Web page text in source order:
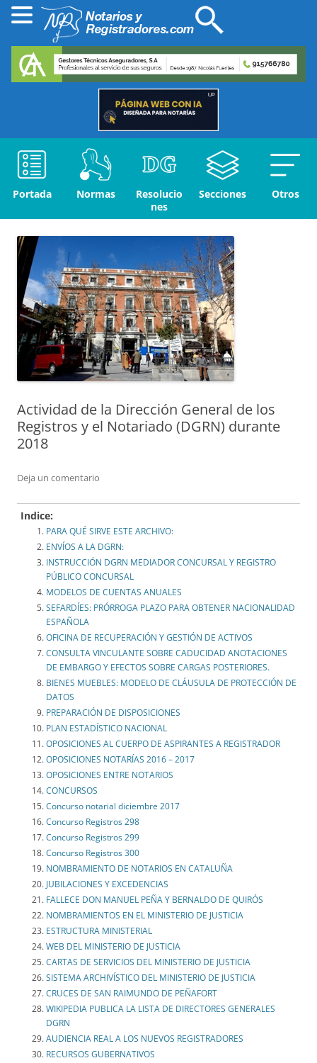
Portada Normas
Resolucio
nes
Secciones Otros
Actividad de la Dirección General de los
Registros y el Notariado (DGRN) durante
2018
Deja un comentario
Indice:
PARA QUÉ SIRVE ESTE ARCHIVO:
ENVÍOS A LA DGRN:
INSTRUCCIÓN DGRN MEDIADOR CONCURSAL Y REGISTRO
PÚBLICO CONCURSAL
MODELOS DE CUENTAS ANUALES
SEFARDÍES: PRÓRROGA PLAZO PARA OBTENER NACIONALIDAD
ESPAÑOLA
OFICINA DE RECUPERACIÓN Y GESTIÓN DE ACTIVOS
CONSULTA VINCULANTE SOBRE CADUCIDAD ANOTACIONES
DE EMBARGO Y EFECTOS SOBRE CARGAS POSTERIORES.
BIENES MUEBLES: MODELO DE CLÁUSULA DE PROTECCIÓN DE
DATOS
PREPARACIÓN DE DISPOSICIONES
PLAN ESTADÍSTICO NACIONAL
OPOSICIONES AL CUERPO DE ASPIRANTES A REGISTRADOR
OPOSICIONES NOTARÍAS 2016 – 2017
OPOSICIONES ENTRE NOTARIOS
CONCURSOS
Concurso notarial diciembre 2017
Concurso Registros 298
Concurso Registros 299
Concurso Registros 300
NOMBRAMIENTO DE NOTARIOS EN CATALUÑA
JUBILACIONES Y EXCEDENCIAS
FALLECE DON MANUEL PEÑA Y BERNALDO DE QUIRÓS
NOMBRAMIENTOS EN EL MINISTERIO DE JUSTICIA
ESTRUCTURA MINISTERIAL
WEB DEL MINISTERIO DE JUSTICIA
CARTAS DE SERVICIOS DEL MINISTERIO DE JUSTICIA
SISTEMA ARCHIVÍSTICO DEL MINISTERIO DE JUSTICIA
CRUCES DE SAN RAIMUNDO DE PEÑAFORT
WIKIPEDIA PUBLICA LA LISTA DE DIRECTORES GENERALES
DGRN
AUDIENCIA REAL A LOS NUEVOS REGISTRADORES
RECURSOS GUBERNATIVOS